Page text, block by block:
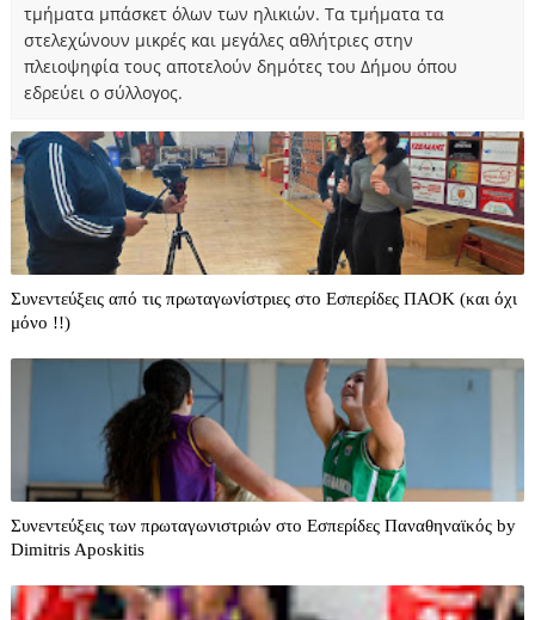
τμήματα μπάσκετ όλων των ηλικιών. Τα τμήματα τα
στελεχώνουν μικρές και μεγάλες αθλήτριες στην
πλειοψηφία τους αποτελούν δημότες του Δήμου όπου
εδρεύει ο σύλλογος.
Συνεντεύξεις από τις πρωταγωνίστριες στο Εσπερίδες ΠΑΟΚ (και όχι
μόνο !!)
Συνεντεύξεις των πρωταγωνιστριών στο Εσπερίδες Παναθηναϊκός by
Dimitris Aposkitis